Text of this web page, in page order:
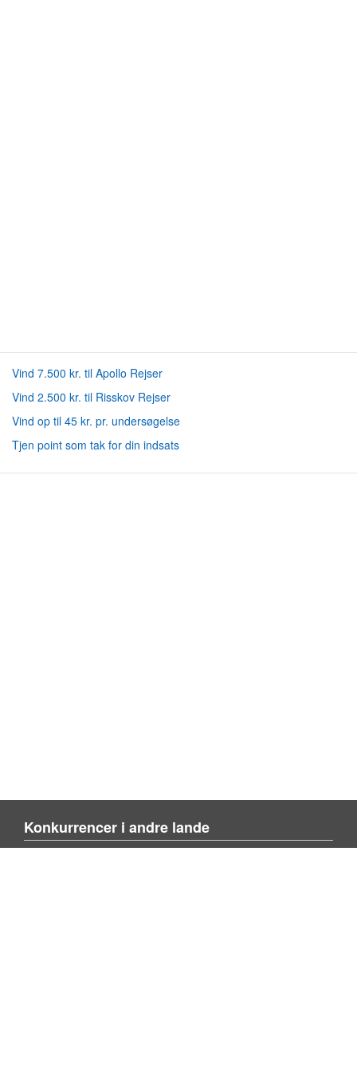
Vind 7.500 kr. til Apollo Rejser
Vind 2.500 kr. til Risskov Rejser
Vind op til 45 kr. pr. undersøgelse
Tjen point som tak for din indsats
Konkurrencer i andre lande